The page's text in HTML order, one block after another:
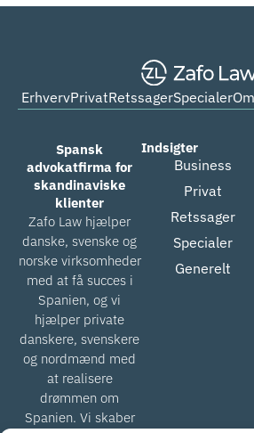
ErhvervPrivatRetssagerSpecialer
Spansk
advokatfirma for
skandinaviske
klienter
Zafo Law hjælper
danske, svenske og
norske virksomheder
med at få succes i
Spanien, og vi
hjælper private
danskere, svenskere
og nordmænd med
at realisere
drømmen om
Spanien. Vi skaber
Indsigter
Business
Privat
Retssager
Specialer
Generelt